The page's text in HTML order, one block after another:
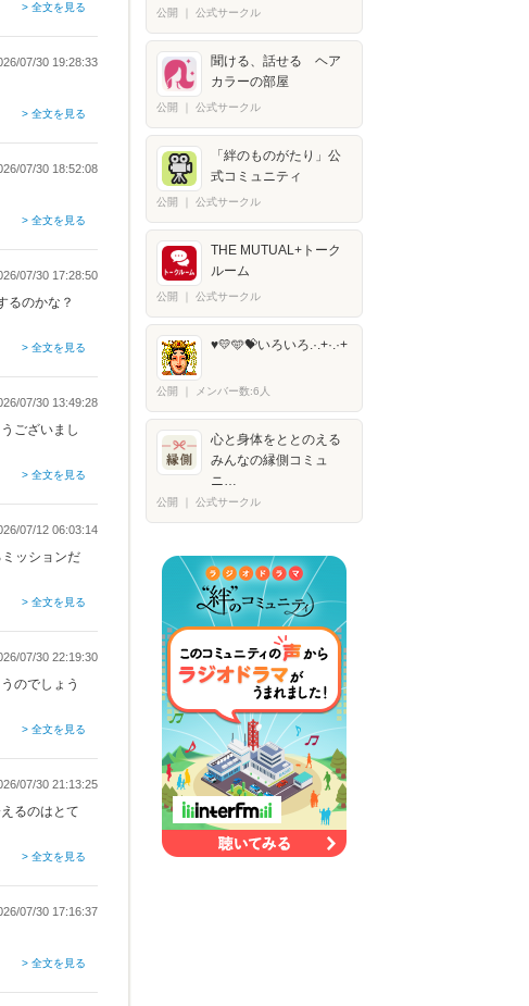
> 全文を見る
07/30 19:28:33
> 全文を見る
07/30 18:52:08
> 全文を見る
07/30 17:28:50
るのかな？
> 全文を見る
07/30 13:49:28
ございまし
> 全文を見る
07/12 06:03:14
ッションだ
> 全文を見る
07/30 22:19:30
のでしょう
> 全文を見る
07/30 21:13:25
るのはとて
> 全文を見る
07/30 17:16:37
> 全文を見る
公開 公式サークル
聞ける、話せる ヘア
カラーの部屋
公開 公式サークル
「絆のものがたり」公
式コミュニティ
公開 公式サークル
THE MUTUAL+トーク
ルーム
公開 公式サークル
♥️💛🩵💝いろいろ.·.+·.·+
公開 メンバー数:6人
心と身体をととのえる
みんなの縁側コミュ
ニ…
公開 公式サークル